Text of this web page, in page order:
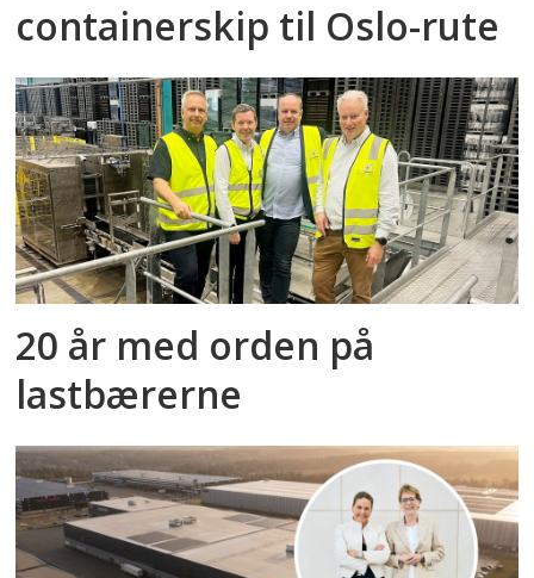
containerskip til Oslo-rute
20 år med orden på
lastbærerne